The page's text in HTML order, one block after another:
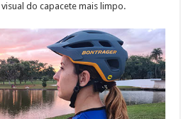
do capacete mais limpo.